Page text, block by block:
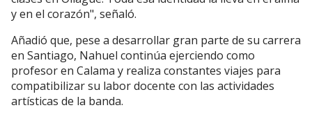
y en el corazón", señaló.
Añadió que, pese a desarrollar gran parte de su carrera
en Santiago, Nahuel continúa ejerciendo como
profesor en Calama y realiza constantes viajes para
compatibilizar su labor docente con las actividades
artísticas de la banda.